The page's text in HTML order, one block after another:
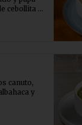
cebollita
canuto,
y